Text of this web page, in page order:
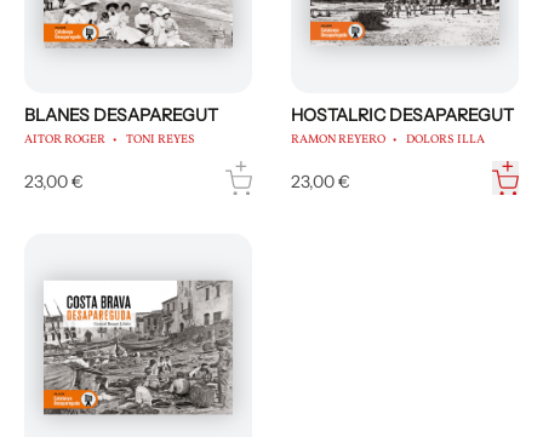
BLANES DESAPAREGUT
AITOR ROGER TONI REYES
23,00 €
HOSTALRIC DESAPAREGUT
RAMON REYERO DOLORS ILLA
23,00 €